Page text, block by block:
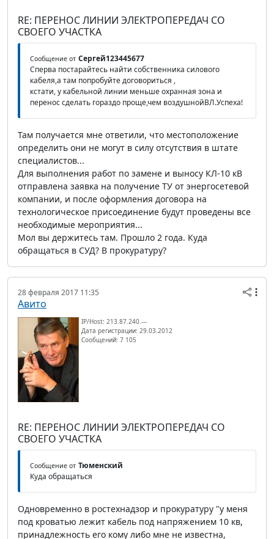
RE: ПЕРЕНОС ЛИНИИ ЭЛЕКТРОПЕРЕДАЧ СО
СВОЕГО УЧАСТКА
Сообщение от Сергей123445677
Сперва постарайтесь найти собственника силового
кабеля,а там попробуйте договориться ,
кстати, у кабельной линии меньше охранная зона и
перенос сделать гораздо проще,чем воздушнойВЛ.Успеха!
Там получается мне ответили, что местоположение
определить они не могут в силу отсутствия в штате
специалистов...
Для выполнения работ по замене и выносу КЛ-10 кВ
отправлена заявка на получение ТУ от энергосетевой
компании, и после оформления договора на
технологическое присоединение будут проведены все
необходимые мероприятия...
Мол вы держитесь там. Прошло 2 года. Куда
обращаться в СУД? В прокуратуру?
28 февраля 2017 11:35
Авито
IP/Host: 213.87.240.---
Дата регистрации: 29.03.2012
Сообщений: 7 105
RE: ПЕРЕНОС ЛИНИИ ЭЛЕКТРОПЕРЕДАЧ СО
СВОЕГО УЧАСТКА
Сообщение от Тюменский
Куда обращаться
Одновременно в ростехнадзор и прокуратуру "у меня
под кроватью лежит кабель под напряжением 10 кв,
принадлежность его кому либо мне не известна,